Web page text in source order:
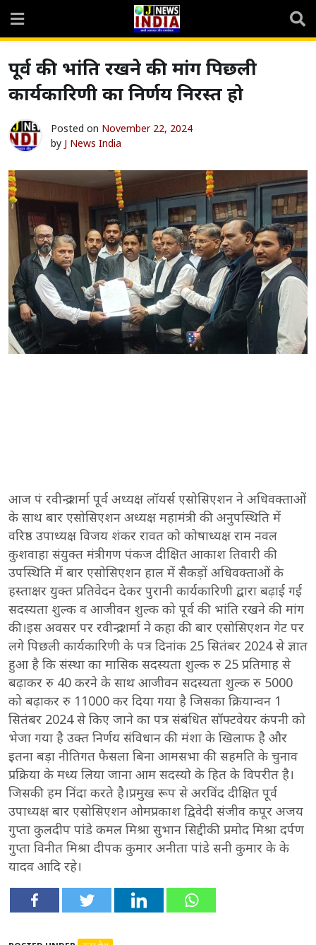
content
पूर्व की भांति रखने की मांग पिछली
कार्यकारिणी का निर्णय निरस्त हो
Posted on November 22, 2024
by J News India
आज पं रवीन्द्र शर्मा पूर्व अध्यक्ष लॉयर्स एसोसिएशन ने अधिवक्ताओं
के साथ बार एसोसिएशन अध्यक्ष महामंत्री की अनुपस्थिति में
वरिष्ठ उपाध्यक्ष विजय शंकर रावत को कोषाध्यक्ष राम नवल
कुशवाहा संयुक्त मंत्रीगण पंकज दीक्षित आकाश तिवारी की
उपस्थिति में बार एसोसिएशन हाल में सैकड़ों अधिवक्ताओं के
हस्ताक्षर युक्त प्रतिवेदन देकर पुरानी कार्यकारिणी द्वारा बढ़ाई गई
सदस्यता शुल्क व आजीवन शुल्क को पूर्व की भांति रखने की मांग
की।इस अवसर पर रवीन्द्र शर्मा ने कहा की बार एसोसिएशन गेट पर
लगे पिछली कार्यकारिणी के पत्र दिनांक 25 सितंबर 2024 से ज्ञात
हुआ है कि संस्था का मासिक सदस्यता शुल्क रु 25 प्रतिमाह से
बढ़ाकर रु 40 करने के साथ आजीवन सदस्यता शुल्क रु 5000
को बढ़ाकर रु 11000 कर दिया गया है जिसका क्रियान्वन 1
सितंबर 2024 से किए जाने का पत्र संबंधित सॉफ्टवेयर कंपनी को
भेजा गया है उक्त निर्णय संविधान की मंशा के खिलाफ है और
इतना बड़ा नीतिगत फैसला बिना आमसभा की सहमति के चुनाव
प्रक्रिया के मध्य लिया जाना आम सदस्यो के हित के विपरीत है।
जिसकी हम निंदा करते है।प्रमुख रूप से अरविंद दीक्षित पूर्व
उपाध्यक्ष बार एसोसिएशन ओमप्रकाश द्विवेदी संजीव कपूर अजय
गुप्ता कुलदीप पांडे कमल मिश्रा सुभान सिद्दीकी प्रमोद मिश्रा दर्पण
गुप्ता विनीत मिश्रा दीपक कुमार अनीता पांडे सनी कुमार के के
यादव आदि रहे।